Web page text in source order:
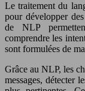
Le traitement du
pour développer
de NLP
comprendre les
sont formulées de
Grâce au NLP, les
messages, détecter